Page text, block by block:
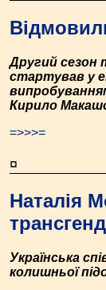
Другий сезон
стартував у
Кирило
=>>>=
¤
Наталія
Українська
колишньої